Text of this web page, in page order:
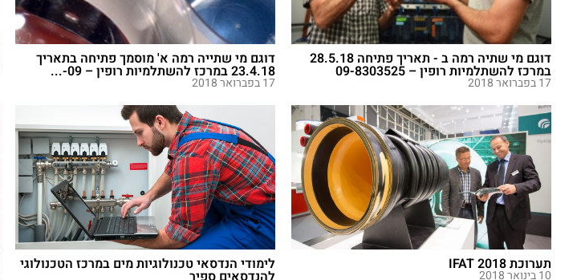
דוגם מי שתיה רמה ב - תאריך פתיחה 28.5.18
במרכז להשתלמיות רופין – 09-8303525
17 בפברואר 2018
דוגם מי שתייה רמה א' מוסמך פתיחה בתאריך
23.4.18 במרכז להשתלמיות רופין – 09-...
17 בפברואר 2018
תערוכת 2018 IFAT
10 בינואר 2018
לימודי הנדסאי טכנולוגיות מים במרכז הטכנולוגי